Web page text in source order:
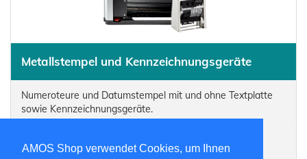
AMOS Shop verwendet Cookies, um Ihnen
Metallstempel und Kennzeichnungsgeräte
Numeroteure und Datumstempel mit und ohne Textplatte
sowie Kennzeichnungsgeräte.
Auswählen